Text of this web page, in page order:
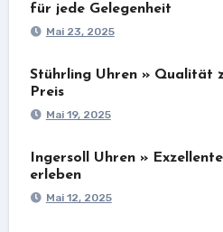
für jede Gelegenheit
Mai 23, 2025
Stührling Uhren » Qualität
Preis
Mai 19, 2025
Ingersoll Uhren »
erleben
Mai 12, 2025